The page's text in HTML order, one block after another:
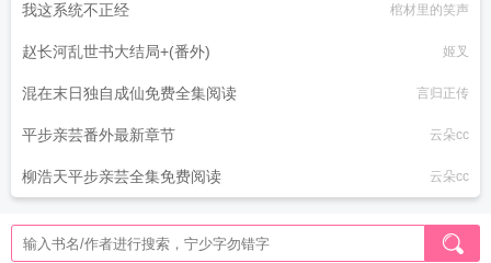
我这系统不正经 棺材里的笑声
赵长河乱世书大结局+(番外) 姬叉
混在末日独自成仙免费全集阅读 言归正传
平步亲芸番外最新章节 云朵cc
柳浩天平步亲芸全集免费阅读 云朵cc